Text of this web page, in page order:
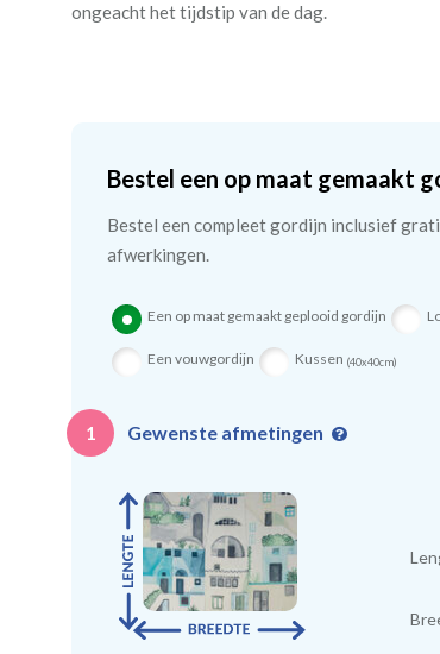
ongeacht het tijdstip van de dag.
Bestel een op maat gemaakt
Bestel een compleet gordijn inclusief
afwerkingen.
Een op maat gemaakt geplooid gordijn
Een vouwgordijn Kussen (40x40cm)
1 Gewenste afmetingen